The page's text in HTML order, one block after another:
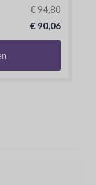
€ 94,80
€ 90,06